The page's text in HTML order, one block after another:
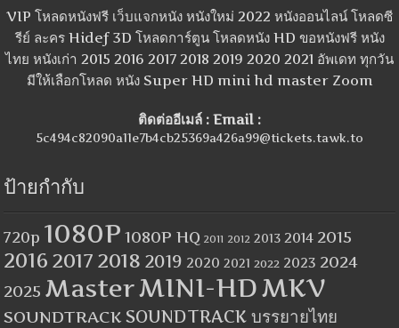
VIP โหลดหนังฟรี เว็บแจกหนัง หนังใหม่ 2022 หนังออนไลน์ โหลดซี
รีย์ ละคร Hidef 3D โหลดการ์ตูน โหลดหนัง HD ขอหนังฟรี หนัง
ไทย หนังเก่า 2015 2016 2017 2018 2019 2020 2021 อัพเดท ทุกวัน
มีให้เลือกโหลด หนัง Super HD mini hd master Zoom
ติดต่ออีเมล์ : Email :
5c494c82090a11e7b4cb25369a426a99@tickets.tawk.to
ป้ายกำกับ
720p 1080P 1080P HQ 2011 2012 2013 2014 2015
2016 2017 2018 2019 2020 2021 2022 2023 2024
2025 MasterMINI-HDMKV
SOUNDTRACK SOUNDTRACK บรรยายไทย